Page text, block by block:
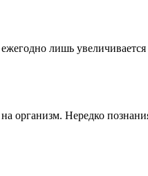
лишь
организм. Нередко